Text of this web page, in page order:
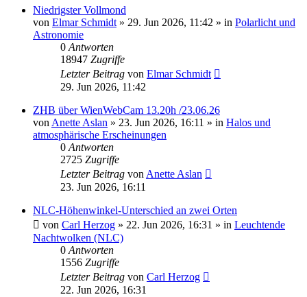
Niedrigster Vollmond
von Elmar Schmidt » 29. Jun 2026, 11:42 » in Polarlicht und
Astronomie
0 Antworten
18947 Zugriffe
Letzter Beitrag von Elmar Schmidt
29. Jun 2026, 11:42
ZHB über WienWebCam 13.20h /23.06.26
von Anette Aslan » 23. Jun 2026, 16:11 » in Halos und
atmosphärische Erscheinungen
0 Antworten
2725 Zugriffe
Letzter Beitrag von Anette Aslan
23. Jun 2026, 16:11
NLC-Höhenwinkel-Unterschied an zwei Orten
von Carl Herzog » 22. Jun 2026, 16:31 » in Leuchtende
Nachtwolken (NLC)
0 Antworten
1556 Zugriffe
Letzter Beitrag von Carl Herzog
22. Jun 2026, 16:31